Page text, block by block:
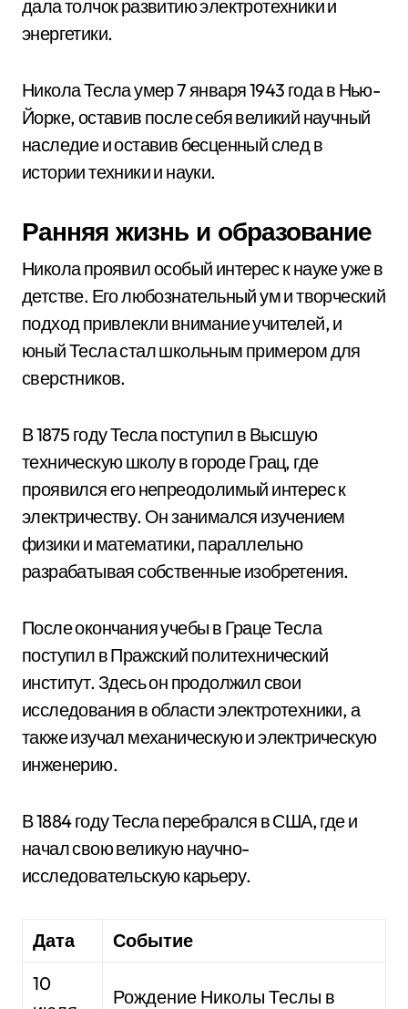
дала толчок развитию электротехники и
энергетики.
Никола Тесла умер 7 января 1943 года в Нью-
Йорке, оставив после себя великий научный
наследие и оставив бесценный след в
истории техники и науки.
Ранняя жизнь и образование
Никола проявил особый интерес к науке уже в
детстве. Его любознательный ум и творческий
подход привлекли внимание учителей, и
юный Тесла стал школьным примером для
сверстников.
В 1875 году Тесла поступил в Высшую
техническую школу в городе Грац, где
проявился его непреодолимый интерес к
электричеству. Он занимался изучением
физики и математики, параллельно
разрабатывая собственные изобретения.
После окончания учебы в Граце Тесла
поступил в Пражский политехнический
институт. Здесь он продолжил свои
исследования в области электротехники, а
также изучал механическую и электрическую
инженерию.
В 1884 году Тесла перебрался в США, где и
начал свою великую научно-
исследовательскую карьеру.
Дата
Событие
10
Рождение Николы Теслы в